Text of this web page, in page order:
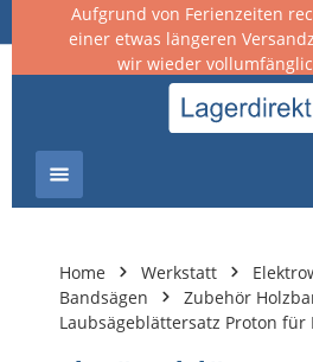
springen
Aufgrund von Ferienzeiten
einer etwas längeren
wir wieder
Home Werkstatt
Bandsägen
Zubehör
Laubsägeblättersatz Proton für